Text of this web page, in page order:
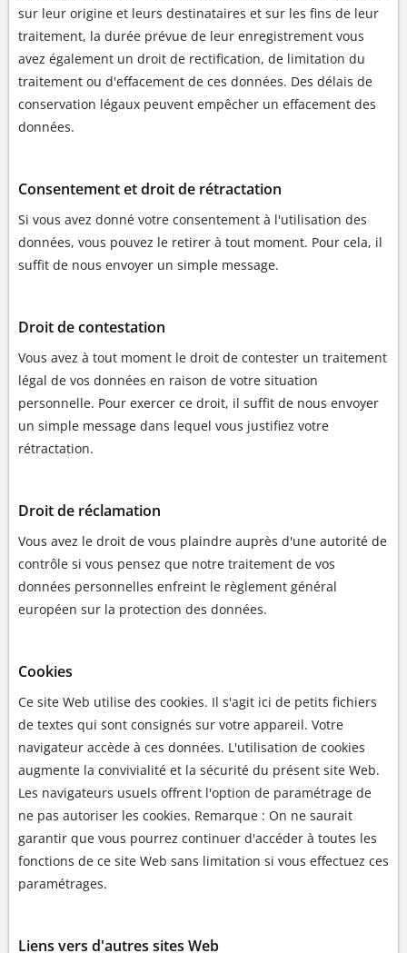
sur leur origine et leurs destinataires et sur les fins de leur
traitement, la durée prévue de leur enregistrement vous
avez également un droit de rectification, de limitation du
traitement ou d'effacement de ces données. Des délais de
conservation légaux peuvent empêcher un effacement des
données.
Consentement et droit de rétractation
Si vous avez donné votre consentement à l'utilisation des
données, vous pouvez le retirer à tout moment. Pour cela, il
suffit de nous envoyer un simple message.
Droit de contestation
Vous avez à tout moment le droit de contester un traitement
légal de vos données en raison de votre situation
personnelle. Pour exercer ce droit, il suffit de nous envoyer
un simple message dans lequel vous justifiez votre
rétractation.
Droit de réclamation
Vous avez le droit de vous plaindre auprès d'une autorité de
contrôle si vous pensez que notre traitement de vos
données personnelles enfreint le règlement général
européen sur la protection des données.
Cookies
Ce site Web utilise des cookies. Il s'agit ici de petits fichiers
de textes qui sont consignés sur votre appareil. Votre
navigateur accède à ces données. L'utilisation de cookies
augmente la convivialité et la sécurité du présent site Web.
Les navigateurs usuels offrent l'option de paramétrage de
ne pas autoriser les cookies. Remarque : On ne saurait
garantir que vous pourrez continuer d'accéder à toutes les
fonctions de ce site Web sans limitation si vous effectuez ces
paramétrages.
Liens vers d'autres sites Web